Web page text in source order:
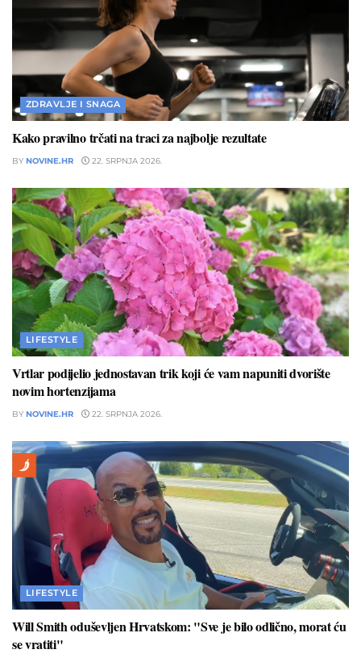
ZDRAVLJE I SNAGA
Kako pravilno trčati na traci za najbolje rezultate
BY NOVINE.HR 22. SRPNJA 2026.
LIFESTYLE
Vrtlar podijelio jednostavan trik koji će vam napuniti dvorište
novim hortenzijama
BY NOVINE.HR 22. SRPNJA 2026.
LIFESTYLE
Will Smith oduševljen Hrvatskom: "Sve je bilo odlično, morat ću
se vratiti"